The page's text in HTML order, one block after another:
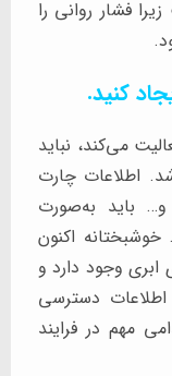
فشار روانی را
می‌کند، نباید
اطلاعات چارت
و… باید به‌صورت
خوشبختانه اکنون
ابری وجود دارد و
اطلاعات دسترسی
مهم در فرایند